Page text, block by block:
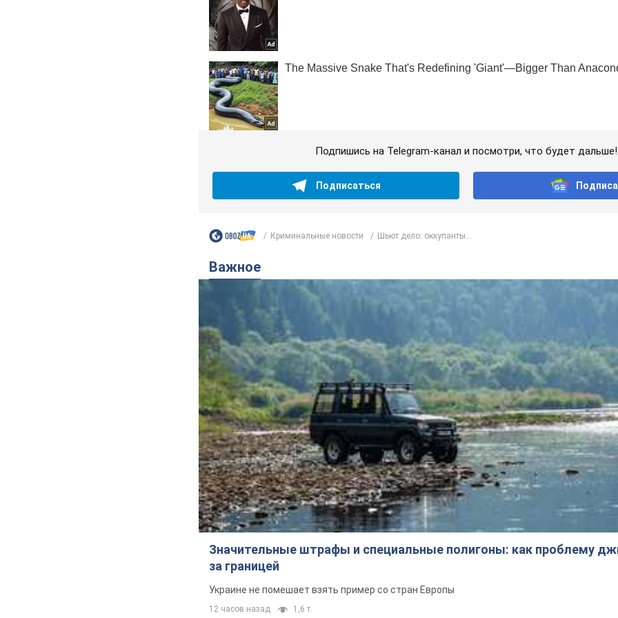
Подпишись на Telegram-канал и посмотри, что будет дальше!
Подписаться
Криминальные новости Шьют дело: оккупанты...
Важное
Значительные штрафы и специальные полигоны: как проблему
за границей
Украине не помешает взять пример со стран Европы
12 часов назад 1,6 т.